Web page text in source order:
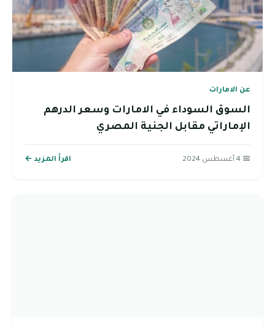
عن الامارات
السوق السوداء في الامارات وسعر الدرهم
الإماراتي مقابل الجنية المصري
📅 4 أغسطس 2024 اقرأ المزيد ←